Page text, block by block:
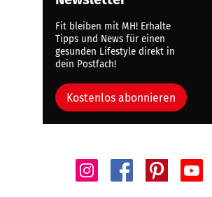
Fit bleiben mit MH! Erhalte
Tipps und News für einen
gesunden Lifestyle direkt in
dein Postfach!
Kostenlos abonnieren